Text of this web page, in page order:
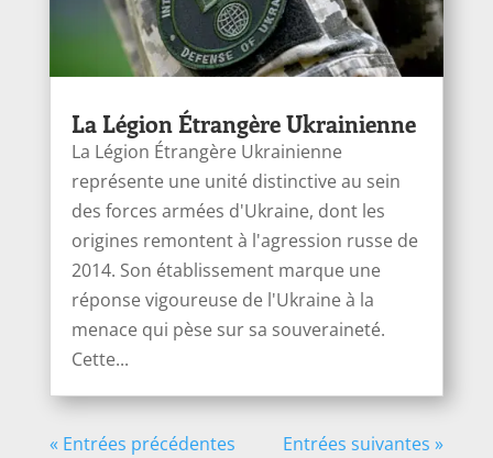
La Légion Étrangère Ukrainienne
La Légion Étrangère Ukrainienne
représente une unité distinctive au sein
des forces armées d'Ukraine, dont les
origines remontent à l'agression russe de
2014. Son établissement marque une
réponse vigoureuse de l'Ukraine à la
menace qui pèse sur sa souveraineté.
Cette...
« Entrées précédentes Entrées suivantes »